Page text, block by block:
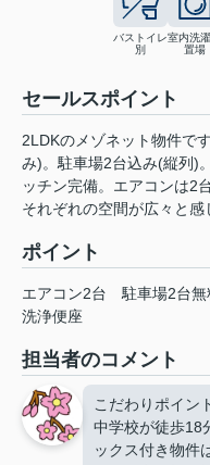
バストイレ
別
室内洗
置場
セールスポイント
2LDKのメゾネット物件で
み)。駐車場2台込み(縦列)
ッチン完備。エアコンは2
それぞれの空間が広々と感
ポイント
エアコン2台 駐車場2台無
洗浄便座
担当者のコメント
こだわりポイン
中学校が徒歩18
ックス付き物件